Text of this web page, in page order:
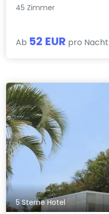
45 Zimmer
Ab 52 EUR pro Nacht
5 Sterne Hotel